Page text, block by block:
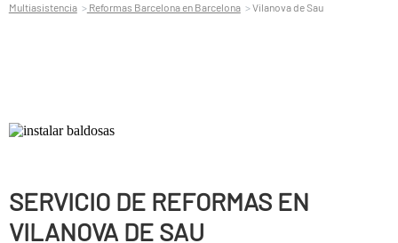
Multiasistencia Reformas Barcelona en Barcelona Vilanova de Sau
SERVICIO DE REFORMAS EN
VILANOVA DE SAU